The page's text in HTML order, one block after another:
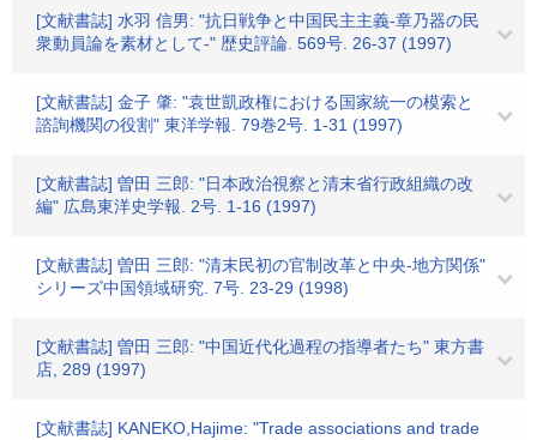
[文献書誌] 水羽 信男: "抗日戦争と中国民主主義-章乃器の民
衆動員論を素材として-" 歴史評論. 569号. 26-37 (1997)
[文献書誌] 金子 肇: "袁世凱政権における国家統一の模索と
諮詢機関の役割" 東洋学報. 79巻2号. 1-31 (1997)
[文献書誌] 曽田 三郎: "日本政治視察と清末省行政組織の改
編" 広島東洋史学報. 2号. 1-16 (1997)
[文献書誌] 曽田 三郎: "清末民初の官制改革と中央-地方関係"
シリーズ中国領域研究. 7号. 23-29 (1998)
[文献書誌] 曽田 三郎: "中国近代化過程の指導者たち" 東方書
店, 289 (1997)
[文献書誌] KANEKO,Hajime: "Trade associations and trade